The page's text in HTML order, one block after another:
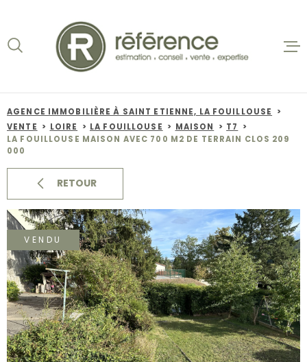
la
recherche
menu
principal
contenu
ACCUEIL
VENTES
BIENS
NOS
ALERTE
CONTACT
AGENCE IMMOBILIÈRE À SAINT ETIENNE, LA FOUILLOUSE
VENTE
LOIRE LA FOUILLOUSE MAISON
T7
LA FOUILLOUSE MAISON AVEC 700 M2 DE TERRAIN CLOS 209
000
RETOUR
VENDU